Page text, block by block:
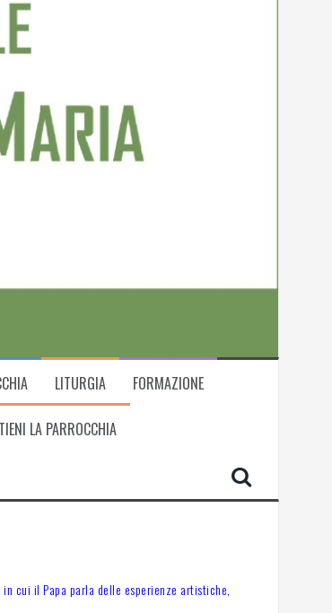
LITURGIA FORMAZIONE
LA PARROCCHIA
in cui il Papa parla delle esperienze artistiche,